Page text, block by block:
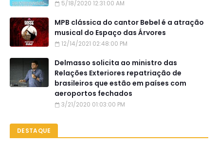
5/18/2020 12:31:00 AM
MPB clássica do cantor Bebel é a atração
musical do Espaço das Árvores
12/14/2021 02:48:00 PM
Delmasso solicita ao ministro das
Relações Exteriores repatriação de
brasileiros que estão em países com
aeroportos fechados
3/21/2020 01:03:00 PM
DESTAQUE